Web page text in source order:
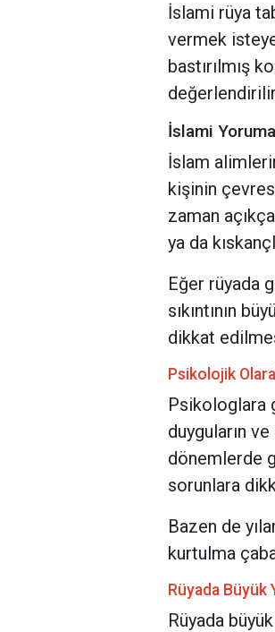
İslami rüya
vermek
bastırılmış
İslami
İslam
kişinin
zaman
ya da
Eğer rüyada
sıkıntının
dikkat
Psikolojik
Psikologlara
duyguların
dönemlerde
sorunlara
Bazen de
kurtulma
Rüyada Büyük
Rüyada